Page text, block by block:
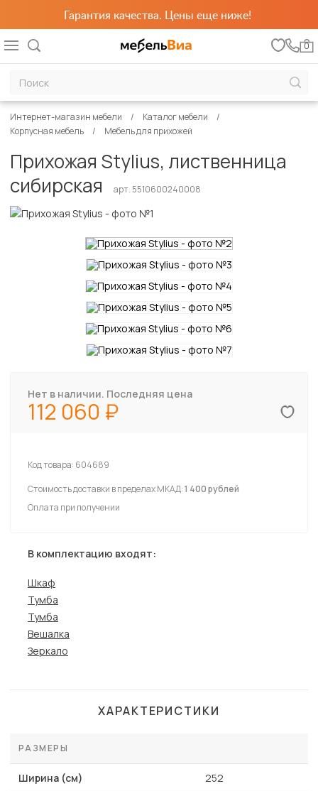
Гарантия качества. Цены еще ниже!
0
Интернет-магазин мебели
Каталог мебели
Корпусная мебель
Мебель для прихожей
Прихожая Stylius, лиственница
сибирская
арт. 5510600240008
Нет в наличии. Последняя цена
112 060
Код товара: 604689
Стоимость доставки в пределах МКАД:1 400 рублей
Оплата при получении
В комплектацию входят:
Шкаф
Тумба
Тумба
Вешалка
Зеркало
ХАРАКТЕРИСТИКИ
РАЗМЕРЫ
Ширина (см) 252